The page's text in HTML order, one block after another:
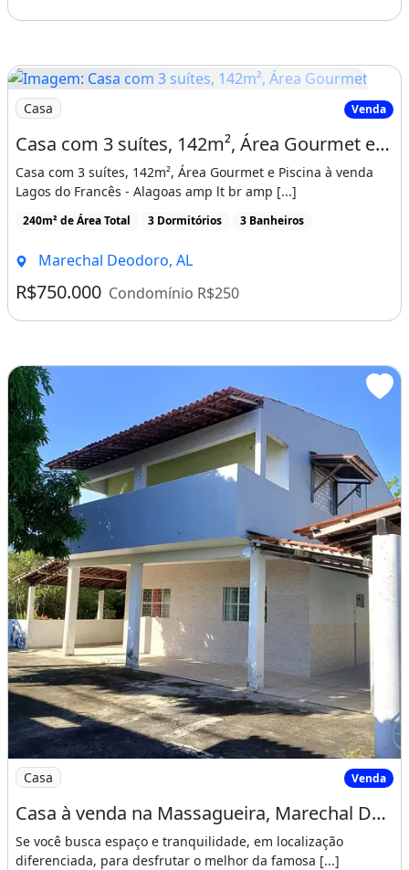
Imagem: Casa com 3 suítes, 142m², Área Gourmet
Casa Venda
Casa com 3 suítes, 142m², Área Gourmet e Piscina à venda Lagos do Francês - Alagoas
Casa com 3 suítes, 142m², Área Gourmet e Piscina à venda
Lagos do Francês - Alagoas amp lt br amp [...]
240m² de Área Total 3 Dormitórios 3 Banheiros
Marechal Deodoro, AL
R$750.000 Condomínio R$250
Imagem: Casa à venda na Massagueira, Marechal
Casa Venda
Casa à venda na Massagueira, Marechal Deodoro, com 3 quartos, piscina e 864 m2
Se você busca espaço e tranquilidade, em localização
diferenciada, para desfrutar o melhor da famosa [...]